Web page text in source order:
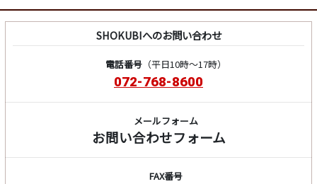
SHOKUBIへのお問い合わせ
電話番号（平日10時～17時）
072-768-8600
メールフォーム
お問い合わせフォーム
FAX番号